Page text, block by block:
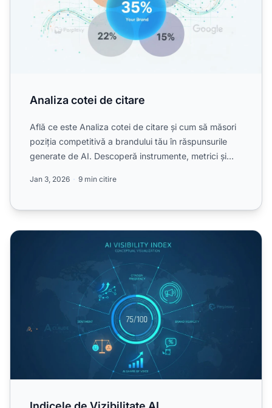
Analiza cotei de citare
Află ce este Analiza cotei de citare și cum să măsori
poziția competitivă a brandului tău în răspunsurile
generate de AI. Descoperă instrumente, metrici și
Jan 3, 2026 9 min citire
Indicele de Vizibilitate AI